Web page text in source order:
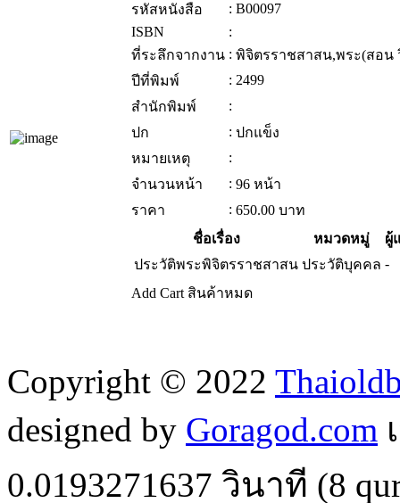
รหัสหนังสือ
: B00097
ISBN
:
ที่ระลึกจากงาน : พิจิตรราชสาสน,พระ(สอน
ปีที่พิมพ์
: 2499
สำนักพิมพ์
:
ปก
: ปกแข็ง
หมายเหตุ
:
จำนวนหน้า
: 96 หน้า
ราคา
: 650.00 บาท
ชื่อเรื่อง
หมวดหมู่
ผู้
ประวัติพระพิจิตรราชสาสน ประวัติบุคคล -
Add Cart สินค้าหมด
Copyright © 2022
designed by Goragod.com
0.0193271637 วินาที (8